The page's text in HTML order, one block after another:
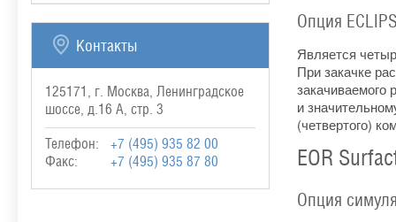
Контакты
125171, г. Москва, Ленинградское
шоссе, д.16 А, стр. 3
Телефон:
+7 (495) 935 82 00
Факс:
+7 (495) 935 87 80
Опция
Является
При закачке
закачиваемого
и
(четвертого)
EOR
Опция